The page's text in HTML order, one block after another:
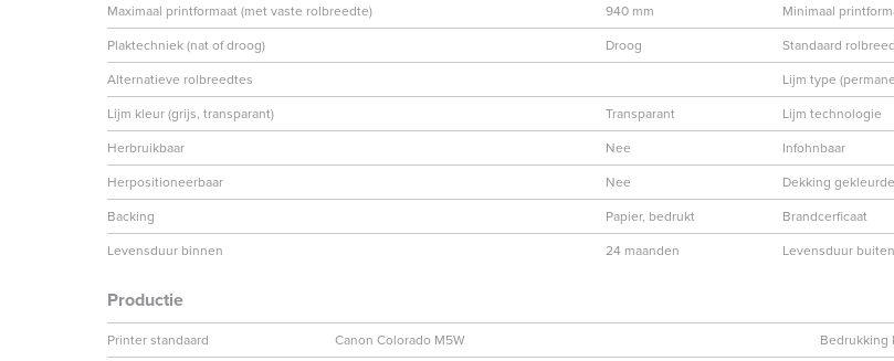
Maximaal printformaat (met vaste rolbreedte)
940 mm Minimaal
Plaktechniek (nat of droog)
Droog Standaard
Alternatieve rolbreedtes
Lijm type
Lijm kleur (grijs, transparant)
Transparant Lijm technologie
Herbruikbaar
Nee Infohnbaar
Herpositioneerbaar
Nee Dekking
Backing
Papier, bedrukt Brandcerficaat
Levensduur binnen
24 maanden Levensduur buiten
Productie
Printer standaard Canon Colorado M5W Bedrukking